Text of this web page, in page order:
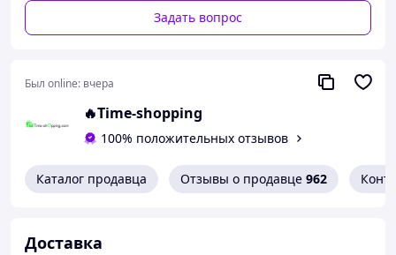
Задать вопрос
Был online: вчера
🔥Time-shopping
100% положительных отзывов
Каталог продавца Отзывы о продавце 962
Доставка